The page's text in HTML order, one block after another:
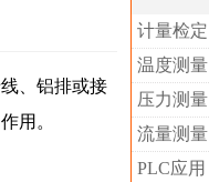
、铝排或接
用。
计量检定
温度测量
压力测量
流量测量
PLC应用